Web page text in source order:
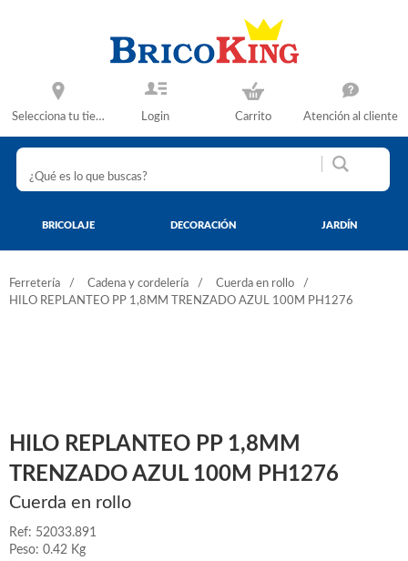
Selecciona tu tienda Login Carrito Atención al cliente
BRICOLAJE DECORACIÓN JARDÍN
Ferretería Cadena y cordelería
Cuerda en rollo
HILO REPLANTEO PP 1,8MM TRENZADO AZUL 100M PH1276
HILO REPLANTEO PP 1,8MM
TRENZADO AZUL 100M PH1276
Cuerda en rollo
Ref: 52033.891
Peso: 0.42 Kg